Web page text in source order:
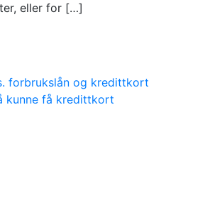
eller for […]
forbrukslån og kredittkort
kunne få kredittkort